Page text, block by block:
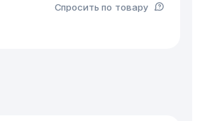
Спросить по товару